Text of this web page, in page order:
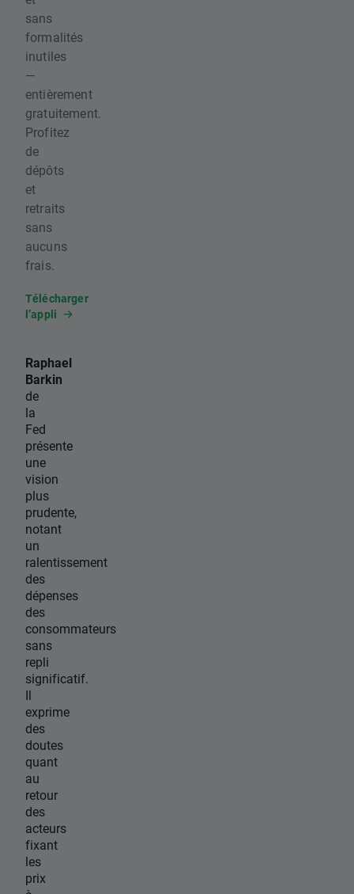
sans
formalités
inutiles
—
entièrement
gratuitement.
Profitez
de
dépôts
et
retraits
sans
aucuns
frais.
Télécharger
l’appli
Raphael
Barkin
de
la
Fed
présente
une
vision
plus
prudente,
notant
un
ralentissement
des
dépenses
des
consommateurs
sans
repli
significatif.
Il
exprime
des
doutes
quant
au
retour
des
acteurs
fixant
les
prix